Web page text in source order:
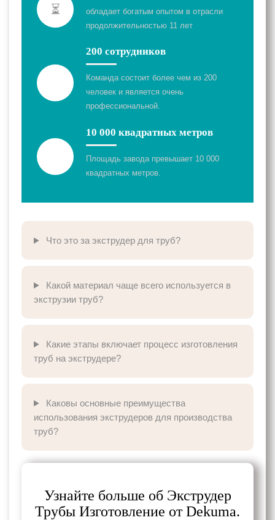
⏳
обладает богатым опытом в отрасли
продолжительностью 11 лет
200 сотрудников
Команда состоит более чем из 200
человек и является очень
профессиональной.
10 000 квадратных метров
Площадь завода превышает 10 000
квадратных метров.
Что это за экструдер для труб?
Какой материал чаще всего используется в
экструзии труб?
Какие этапы включает процесс изготовления
труб на экструдере?
Каковы основные преимущества
использования экструдеров для производства
труб?
Узнайте больше об Экструдер
Трубы Изготовление от Dekuma.